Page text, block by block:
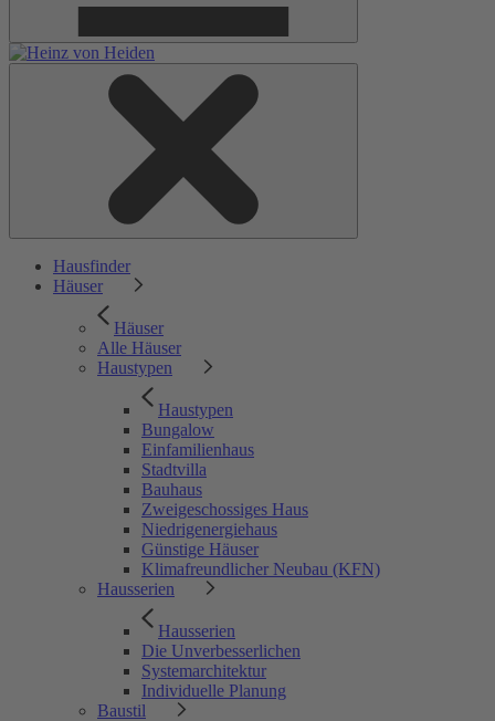
Hausfinder
Häuser
Häuser
Alle Häuser
Haustypen
Haustypen
Bungalow
Einfamilienhaus
Stadtvilla
Bauhaus
Zweigeschossiges Haus
Niedrigenergiehaus
Günstige Häuser
Klimafreundlicher Neubau (KFN)
Hausserien
Hausserien
Die Unverbesserlichen
Systemarchitektur
Individuelle Planung
Baustil